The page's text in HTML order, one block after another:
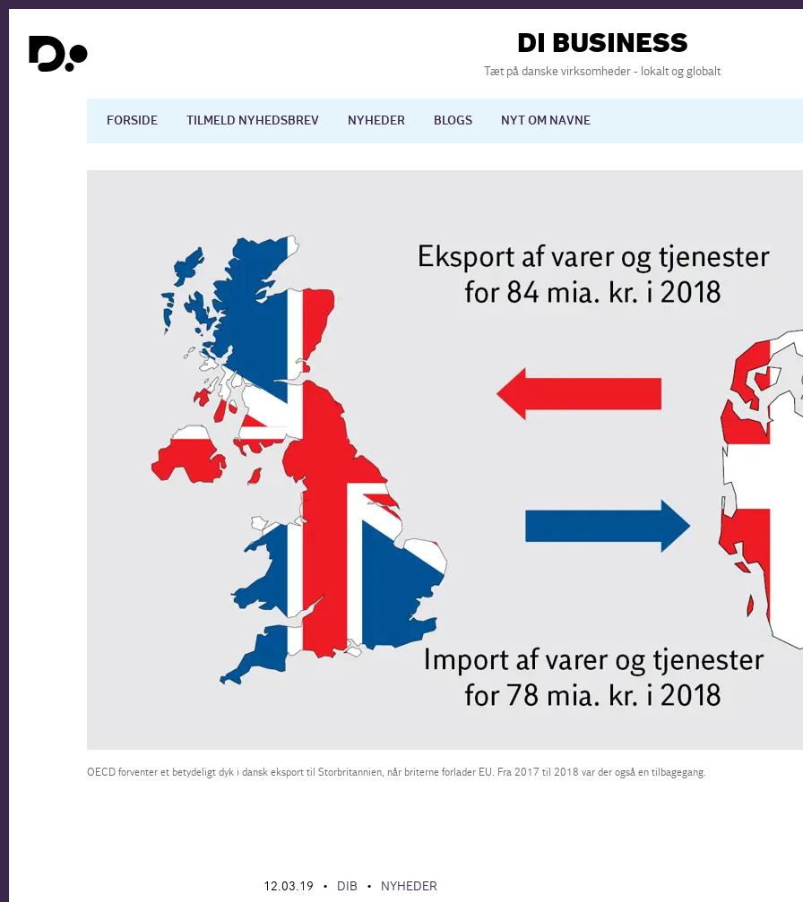
DI BUSINESS
Tæt på danske virksomheder - lokalt og globalt
FORSIDE TILMELD NYHEDSBREV NYHEDER BLOGS NYT OM NAVNE
Arbejdsmarkedet Uddannelse Europapolitik
OECD forventer et betydeligt dyk i dansk eksport til Storbritannien, når briterne forlader EU. Fra 2017 til 2018 var der også en tilbagegang.
12.03.19 • DIB • NYHEDER